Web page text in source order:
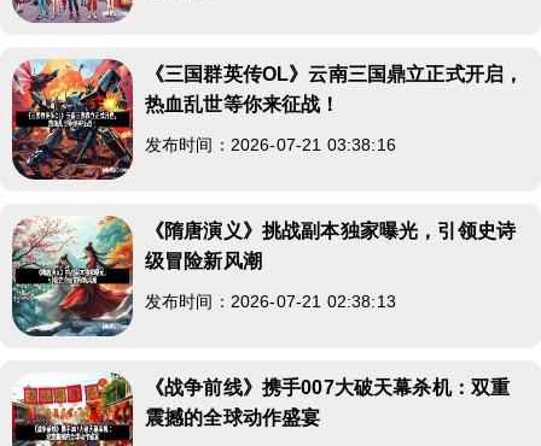
《三国群英传OL》云南三国鼎立正式开启，
热血乱世等你来征战！
发布时间：2026-07-21 03:38:16
《隋唐演义》挑战副本独家曝光，引领史诗
级冒险新风潮
发布时间：2026-07-21 02:38:13
《战争前线》携手007大破天幕杀机：双重
震撼的全球动作盛宴